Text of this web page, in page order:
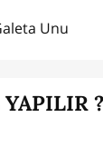
2 Dolu Yemek Kaşığı Galeta Unu